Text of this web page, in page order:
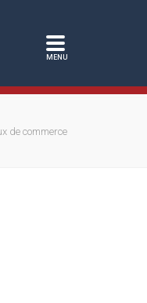
de commerce